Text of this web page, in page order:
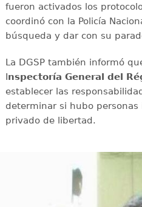
fueron activados los
coordinó con la Policía
búsqueda y dar con su
La DGSP también informó
Inspectoría General del
establecer las
determinar si hubo
privado de libertad.